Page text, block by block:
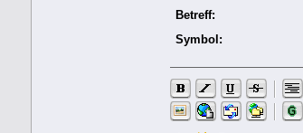
Betreff:
Symbol: